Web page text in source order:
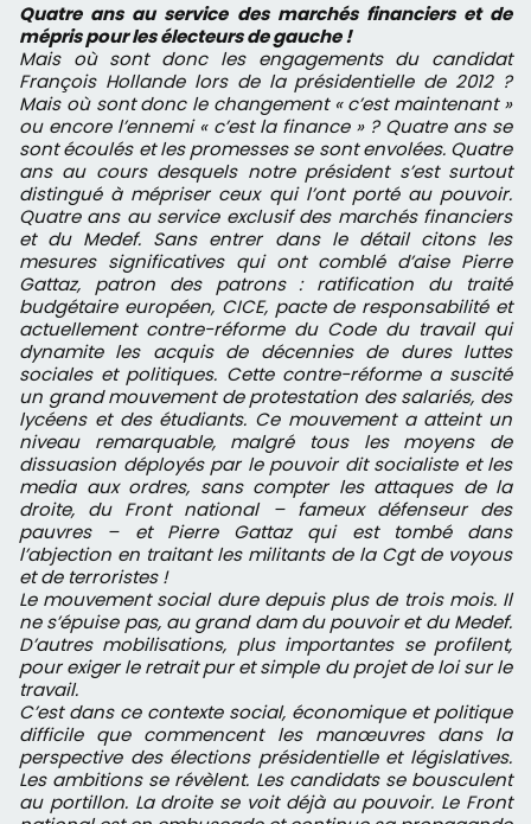
Quatre ans au service des marchés financiers et de
mépris pour les électeurs de gauche !
Mais où sont donc les engagements du candidat
François Hollande lors de la présidentielle de 2012 ?
Mais où sont donc le changement « c’est maintenant »
ou encore l’ennemi « c’est la finance » ? Quatre ans se
sont écoulés et les promesses se sont envolées. Quatre
ans au cours desquels notre président s’est surtout
distingué à mépriser ceux qui l’ont porté au pouvoir.
Quatre ans au service exclusif des marchés financiers
et du Medef. Sans entrer dans le détail citons les
mesures significatives qui ont comblé d’aise Pierre
Gattaz, patron des patrons : ratification du traité
budgétaire européen, CICE, pacte de responsabilité et
actuellement contre-réforme du Code du travail qui
dynamite les acquis de décennies de dures luttes
sociales et politiques. Cette contre-réforme a suscité
un grand mouvement de protestation des salariés, des
lycéens et des étudiants. Ce mouvement a atteint un
niveau remarquable, malgré tous les moyens de
dissuasion déployés par le pouvoir dit socialiste et les
media aux ordres, sans compter les attaques de la
droite, du Front national – fameux défenseur des
pauvres – et Pierre Gattaz qui est tombé dans
l’abjection en traitant les militants de la Cgt de voyous
et de terroristes !
Le mouvement social dure depuis plus de trois mois. Il
ne s’épuise pas, au grand dam du pouvoir et du Medef.
D’autres mobilisations, plus importantes se profilent,
pour exiger le retrait pur et simple du projet de loi sur le
travail.
C’est dans ce contexte social, économique et politique
difficile que commencent les manœuvres dans la
perspective des élections présidentielle et législatives.
Les ambitions se révèlent. Les candidats se bousculent
au portillon. La droite se voit déjà au pouvoir. Le Front